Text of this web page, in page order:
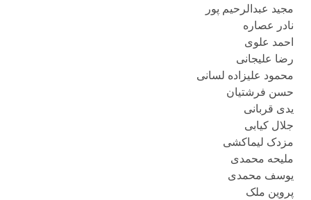
مجید عبدالرحیم پور
نادر عصاره
احمد علوی
رضا علیجانی
محمود علیزاده لسانی
حسن فرشتیان
یدی قربانی
جلال کیابی
مزدک لیماکشی
ملیحه محمدی
یوسف محمدی
پروین ملک